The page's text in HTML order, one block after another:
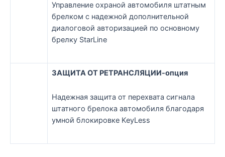
Управление охраной автомобиля штатным
брелком с надежной дополнительной
диалоговой авторизацией по основному
брелку StarLine
ЗАЩИТА ОТ РЕТРАНСЛЯЦИИ-опция
Надежная защита от перехвата сигнала
штатного брелока автомобиля благодаря
умной блокировке KeyLess